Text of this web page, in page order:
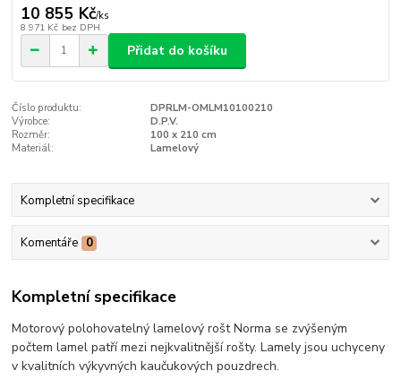
10 855 Kč/ks
8 971 Kč bez DPH
Přidat do košíku
Číslo produktu:
DPRLM-OMLM10100210
Výrobce:
D.P.V.
Rozměr:
100 x 210 cm
Materiál:
Lamelový
Kompletní specifikace
Komentáře 0
Kompletní specifikace
Motorový polohovatelný lamelový rošt Norma se zvýšeným
počtem lamel patří mezi nejkvalitnější rošty. Lamely jsou uchyceny
v kvalitních výkyvných kaučukových pouzdrech.